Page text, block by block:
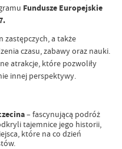
Fundusze Europejskie
zastępczych, a także
czasu, zabawy oraz nauki.
atrakcje, które pozwoliły
innej perspektywy.
– fascynującą podróż
tajemnice jego historii,
które na co dzień